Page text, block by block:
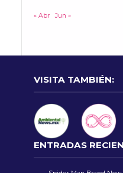
« Abr Jun »
VISITA TAMBIÉN:
ENTRADAS